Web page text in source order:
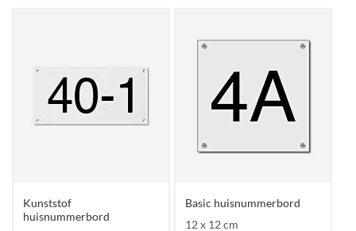
Kunststof
huisnummerbord
Basic huisnummerbord
12 x 12 cm